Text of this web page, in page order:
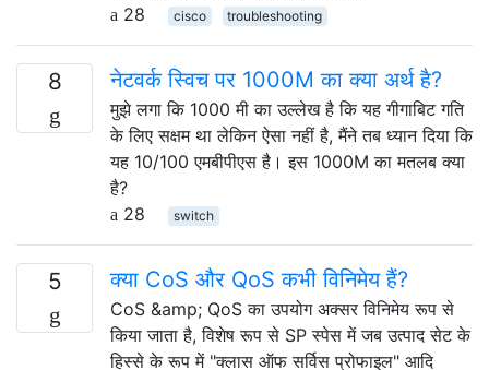
28
cisco troubleshooting
8 नेटवर्क स्विच पर 1000M का क्या अर्थ है?
मुझे लगा कि 1000 मी का उल्लेख है कि यह गीगाबिट गति
के लिए सक्षम था लेकिन ऐसा नहीं है, मैंने तब ध्यान दिया कि
यह 10/100 एमबीपीएस है। इस 1000M का मतलब क्या
है?
28
switch
5 क्या CoS और QoS कभी विनिमेय हैं?
CoS &amp; QoS का उपयोग अक्सर विनिमेय रूप से
किया जाता है, विशेष रूप से SP स्पेस में जब उत्पाद सेट के
हिस्से के रूप में "क्लास ऑफ सर्विस प्रोफाइल" आदि